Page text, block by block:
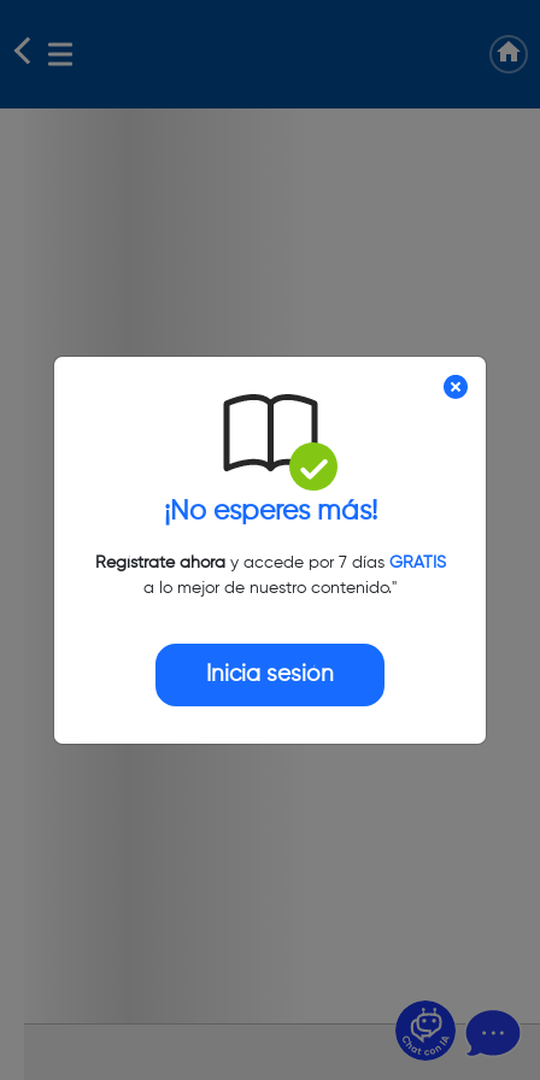
¡No esperes más!
Regístrate ahoray accede por 7 días GRATIS
a lo mejor de nuestro contenido."
Inicia sesión